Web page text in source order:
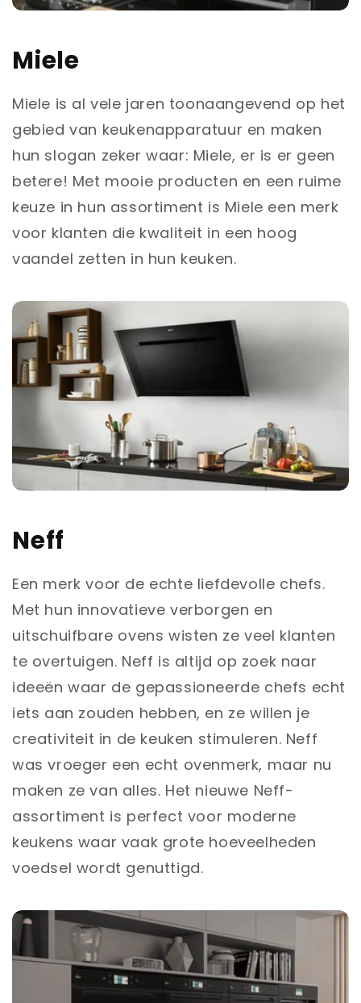
Miele
Miele is al vele jaren toonaangevend op het
gebied van keukenapparatuur en maken
hun slogan zeker waar: Miele, er is er geen
betere! Met mooie producten en een ruime
keuze in hun assortiment is Miele een merk
voor klanten die kwaliteit in een hoog
vaandel zetten in hun keuken.
Neff
Een merk voor de echte liefdevolle chefs.
Met hun innovatieve verborgen en
uitschuifbare ovens wisten ze veel klanten
te overtuigen. Neff is altijd op zoek naar
ideeën waar de gepassioneerde chefs echt
iets aan zouden hebben, en ze willen je
creativiteit in de keuken stimuleren. Neff
was vroeger een echt ovenmerk, maar nu
maken ze van alles. Het nieuwe Neff-
assortiment is perfect voor moderne
keukens waar vaak grote hoeveelheden
voedsel wordt genuttigd.